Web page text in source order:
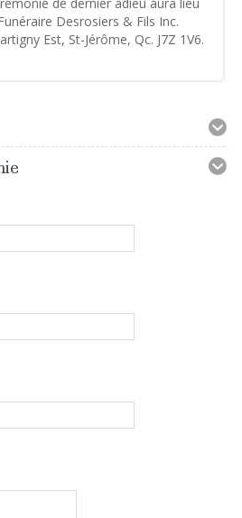
Desrosiers & Fils Inc.
Est, St-Jérôme, Qc. J7Z 1V6.